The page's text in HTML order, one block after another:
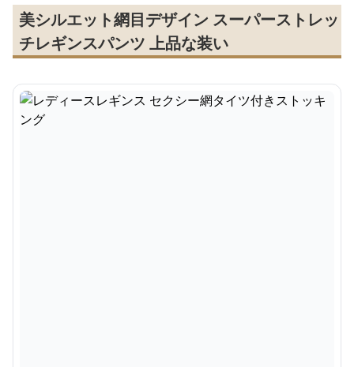
美シルエット網目デザイン スーパーストレッ
チレギンスパンツ 上品な装い